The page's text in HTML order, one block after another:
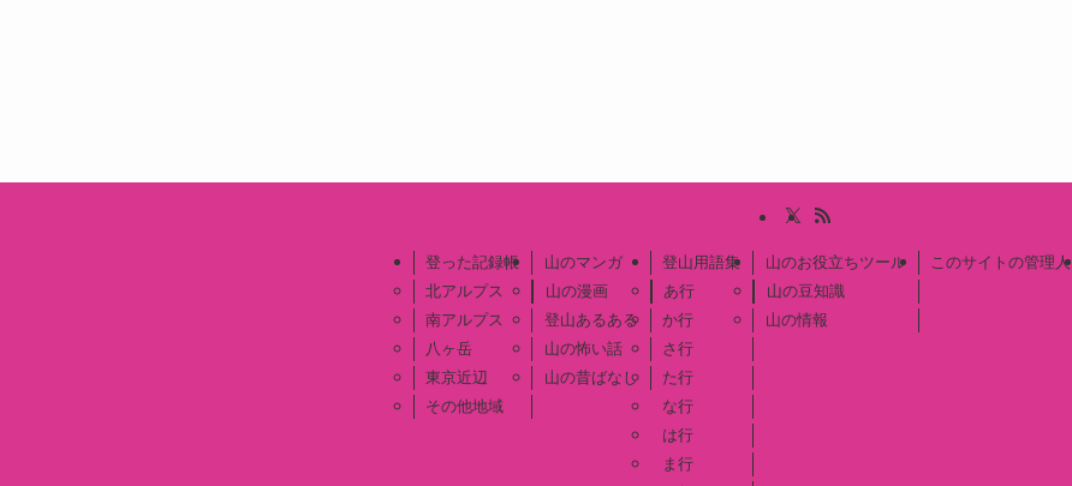
登った記録帳
北アルプス
南アルプス
八ヶ岳
東京近辺
その他地域
山のマンガ
山の漫画
登山あるある
山の怖い話
山の昔ばなし
登山用語集
あ行
か行
さ行
た行
な行
は行
ま行
山のお役立ちツール
山の豆知識
山の情報
このサイトの管理人